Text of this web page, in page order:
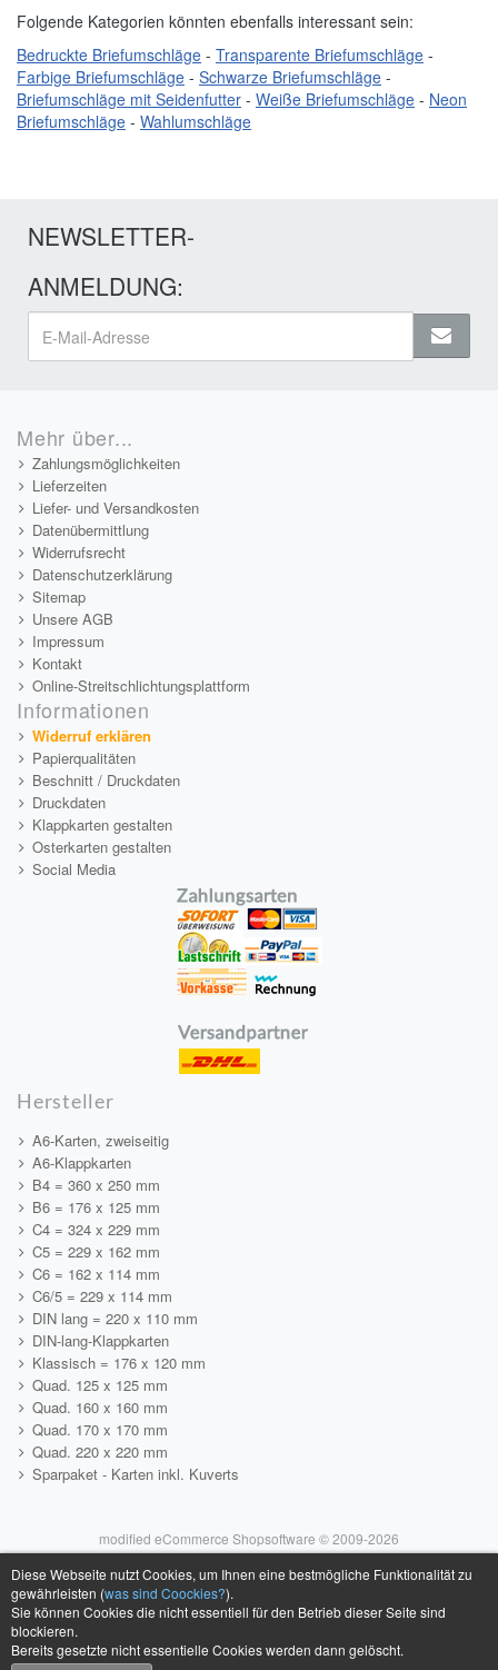
Diese Webseite nutzt Cookies, um Ihnen eine bestmögliche Funktionalität zu
gewährleisten (was sind Coockies?).
Sie können Cookies die nicht essentiell für den Betrieb dieser Seite sind
blockieren.
Bereits gesetzte nicht essentielle Cookies werden dann gelöscht.
Folgende Kategorien könnten ebenfalls interessant sein:
Bedruckte Briefumschläge - Transparente Briefumschläge -
Farbige Briefumschläge - Schwarze Briefumschläge -
Briefumschläge mit Seidenfutter - Weiße Briefumschläge - Neon
Briefumschläge - Wahlumschläge
NEWSLETTER-
ANMELDUNG:
Mehr über...
Zahlungsmöglichkeiten
Lieferzeiten
Liefer- und Versandkosten
Datenübermittlung
Widerrufsrecht
Datenschutzerklärung
Sitemap
Unsere AGB
Impressum
Kontakt
Online-Streitschlichtungsplattform
Informationen
Widerruf erklären
Papierqualitäten
Beschnitt / Druckdaten
Druckdaten
Klappkarten gestalten
Osterkarten gestalten
Social Media
Hersteller
A6-Karten, zweiseitig
A6-Klappkarten
B4 = 360 x 250 mm
B6 = 176 x 125 mm
C4 = 324 x 229 mm
C5 = 229 x 162 mm
C6 = 162 x 114 mm
C6/5 = 229 x 114 mm
DIN lang = 220 x 110 mm
DIN-lang-Klappkarten
Klassisch = 176 x 120 mm
Quad. 125 x 125 mm
Quad. 160 x 160 mm
Quad. 170 x 170 mm
Quad. 220 x 220 mm
Sparpaket - Karten inkl. Kuverts
modified eCommerce Shopsoftware © 2009-2026